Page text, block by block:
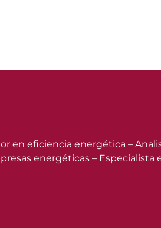
en eficiencia energética –
energéticas –